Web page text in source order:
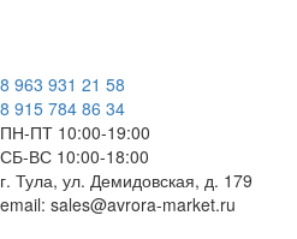
8 963 931 21 58
8 915 784 86 34
ПН-ПТ 10:00-19:00
СБ-ВС 10:00-18:00
г. Тула, ул. Демидовская, д. 179
email: sales@avrora-market.ru